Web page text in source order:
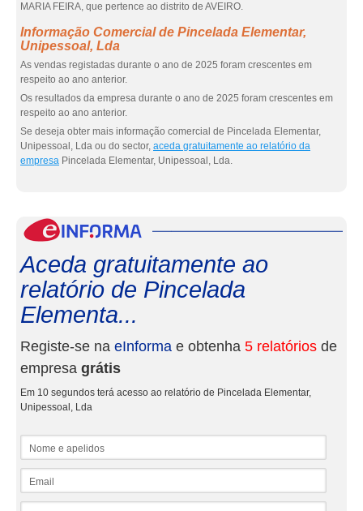
MARIA FEIRA, que pertence ao distrito de AVEIRO.
Informação Comercial de Pincelada Elementar,
Unipessoal, Lda
As vendas registadas durante o ano de 2025 foram crescentes em
respeito ao ano anterior.
Os resultados da empresa durante o ano de 2025 foram crescentes em
respeito ao ano anterior.
Se deseja obter mais informação comercial de Pincelada Elementar,
Unipessoal, Lda ou do sector, aceda gratuitamente ao relatório da
empresa Pincelada Elementar, Unipessoal, Lda.
Aceda gratuitamente ao
relatório de Pincelada
Elementa...
Registe-se na eInforma e obtenha 5 relatórios de
empresa grátis
Em 10 segundos terá acesso ao relatório de Pincelada Elementar,
Unipessoal, Lda